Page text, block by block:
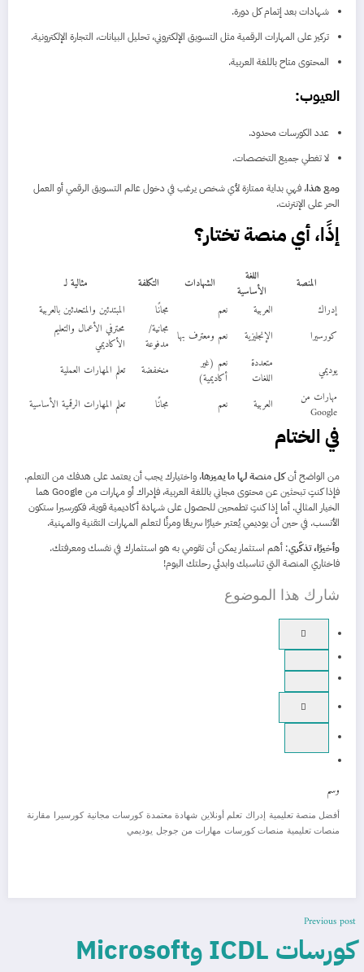
شهادات بعد إتمام كل دورة.
تركيز على المهارات الرقمية مثل التسويق الإلكتروني، تحليل البيانات، التجارة الإلكترونية.
المحتوى متاح باللغة العربية.
العيوب:
عدد الكورسات محدود.
لا تغطي جميع التخصصات.
ومع هذا، فهي بداية ممتازة لأي شخص يرغب في دخول عالم التسويق الرقمي أو العمل
الحر على الإنترنت.
إذًا، أي منصة تختار؟
المنصة
اللغة
الأساسية
الشهادات التكلفة
مثالية لـ
إدراك
العربية نعم مجانًا
المبتدئين والمتحدثين بالعربية
كورسيرا
الإنجليزية نعم ومعترف بها مجانية/
مدفوعة
محترفي الأعمال والتعليم
الأكاديمي
يوديمي
متعددة
اللغات
نعم (غير
أكاديمية)
منخفضة
تعلم المهارات العملية
مهارات من
Google
العربية نعم مجانًا تعلم المهارات الرقمية الأساسية
في الختام
من الواضح أنكل منصة لها ما يميزها، واختيارك يجب أن يعتمد على هدفك من التعلم.
فإذا كنتِ تبحثين عن محتوى مجاني باللغة العربية، فإدراك أو مهارات من Google هما
الخيار المثالي. أما إذا كنتِ تطمحين للحصول على شهادة أكاديمية قوية، فكورسيرا ستكون
الأنسب. في حين أن يوديمي يُعتبر خيارًا سريعًا ومرنًا لتعلم المهارات التقنية والمهنية.
وأخيرًا، تذكّري: أهم استثمار يمكن أن تقومي به هو استثمارك في نفسك ومعرفتك.
فاختاري المنصة التي تناسبك وابدئي رحلتك اليوم!
شارك هذا الموضوع
وسم
أفضل منصة تعليمية إدراك تعلم أونلاين شهادة معتمدة كورسات مجانية كورسيرا
مقارنة
منصات تعليمية منصات كورسات مهارات من جوجل يوديمي
Previous post
كورسات ICDL وMicrosoft